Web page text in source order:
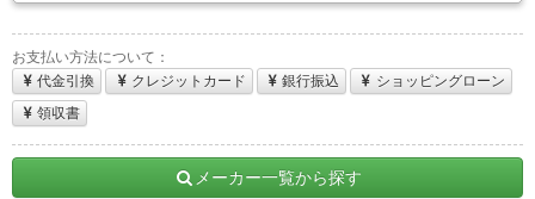
お支払い方法について：
代金引換
クレジットカード 銀行振込
ショッピングローン
領収書
メーカー一覧から探す